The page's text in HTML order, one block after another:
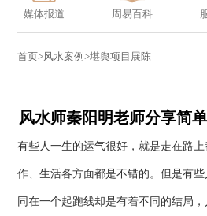
媒体报道 周易百科
首页>风水案例>堪舆项目展陈
风水师秦阳明老师分享简
有些人一生的运气很好，就是走在路
作、生活各方面都是不错的。但是有
同在一个起跑线却是有着不同的结局